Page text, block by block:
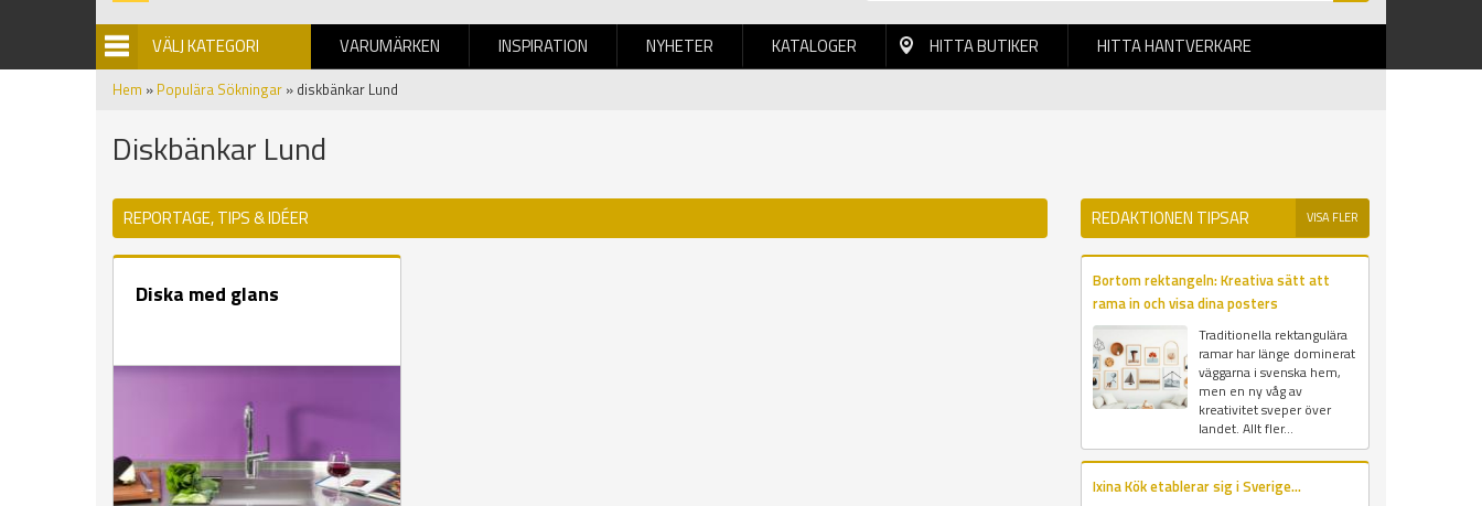
VÄLJ KATEGORI VARUMÄRKEN INSPIRATION NYHETER
BILDGALLERI KATALOGER HITTA BUTIKER HITTA HANTVERKARE
Hem » Populära Sökningar » diskbänkar Lund
Diskbänkar Lund
REPORTAGE, TIPS & IDÉER
Diska med glans
REDAKTIONEN TIPSAR VISA FLER
Bortom rektangeln: Kreativa sätt att
rama in och visa dina posters
Traditionella rektangulära
ramar har länge dominerat
väggarna i svenska hem,
men en ny våg av
kreativitet sveper över
landet. Allt fler...
Ixina Kök etablerar sig i Sverige...